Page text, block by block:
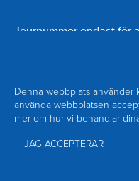
Denna webbplats använder
använda webbplatsen
mer om hur vi behandlar
JAG ACCEPTERAR
Journummer endast för
Sidfot
Nyheter